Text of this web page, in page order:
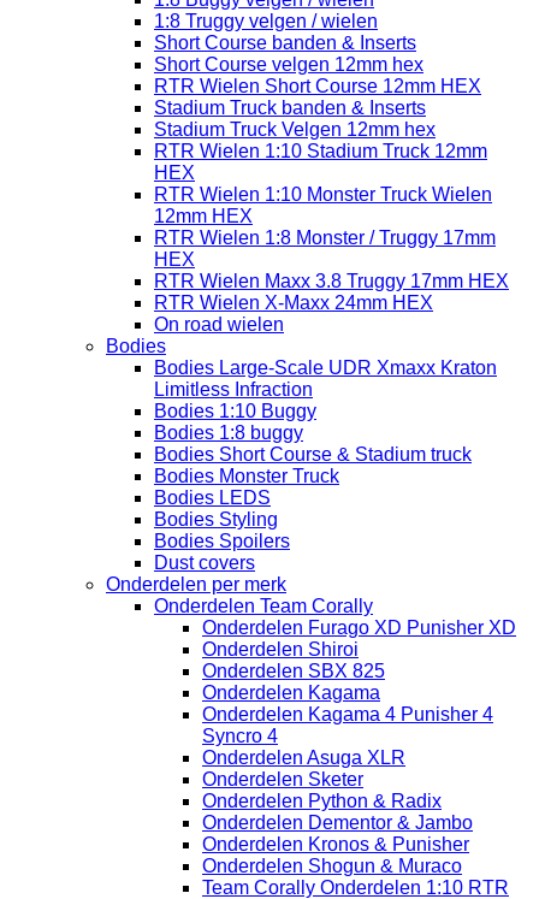
1:8 Truggy velgen / wielen
Short Course banden & Inserts
Short Course velgen 12mm hex
RTR Wielen Short Course 12mm HEX
Stadium Truck banden & Inserts
Stadium Truck Velgen 12mm hex
RTR Wielen 1:10 Stadium Truck 12mm
HEX
RTR Wielen 1:10 Monster Truck Wielen
12mm HEX
RTR Wielen 1:8 Monster / Truggy 17mm
HEX
RTR Wielen Maxx 3.8 Truggy 17mm HEX
RTR Wielen X-Maxx 24mm HEX
On road wielen
Bodies
Bodies Large-Scale UDR Xmaxx Kraton
Limitless Infraction
Bodies 1:10 Buggy
Bodies 1:8 buggy
Bodies Short Course & Stadium truck
Bodies Monster Truck
Bodies LEDS
Bodies Styling
Bodies Spoilers
Dust covers
Onderdelen per merk
Onderdelen Team Corally
Onderdelen Furago XD Punisher XD
Onderdelen Shiroi
Onderdelen SBX 825
Onderdelen Kagama
Onderdelen Kagama 4 Punisher 4
Syncro 4
Onderdelen Asuga XLR
Onderdelen Sketer
Onderdelen Python & Radix
Onderdelen Dementor & Jambo
Onderdelen Kronos & Punisher
Onderdelen Shogun & Muraco
Team Corally Onderdelen 1:10 RTR